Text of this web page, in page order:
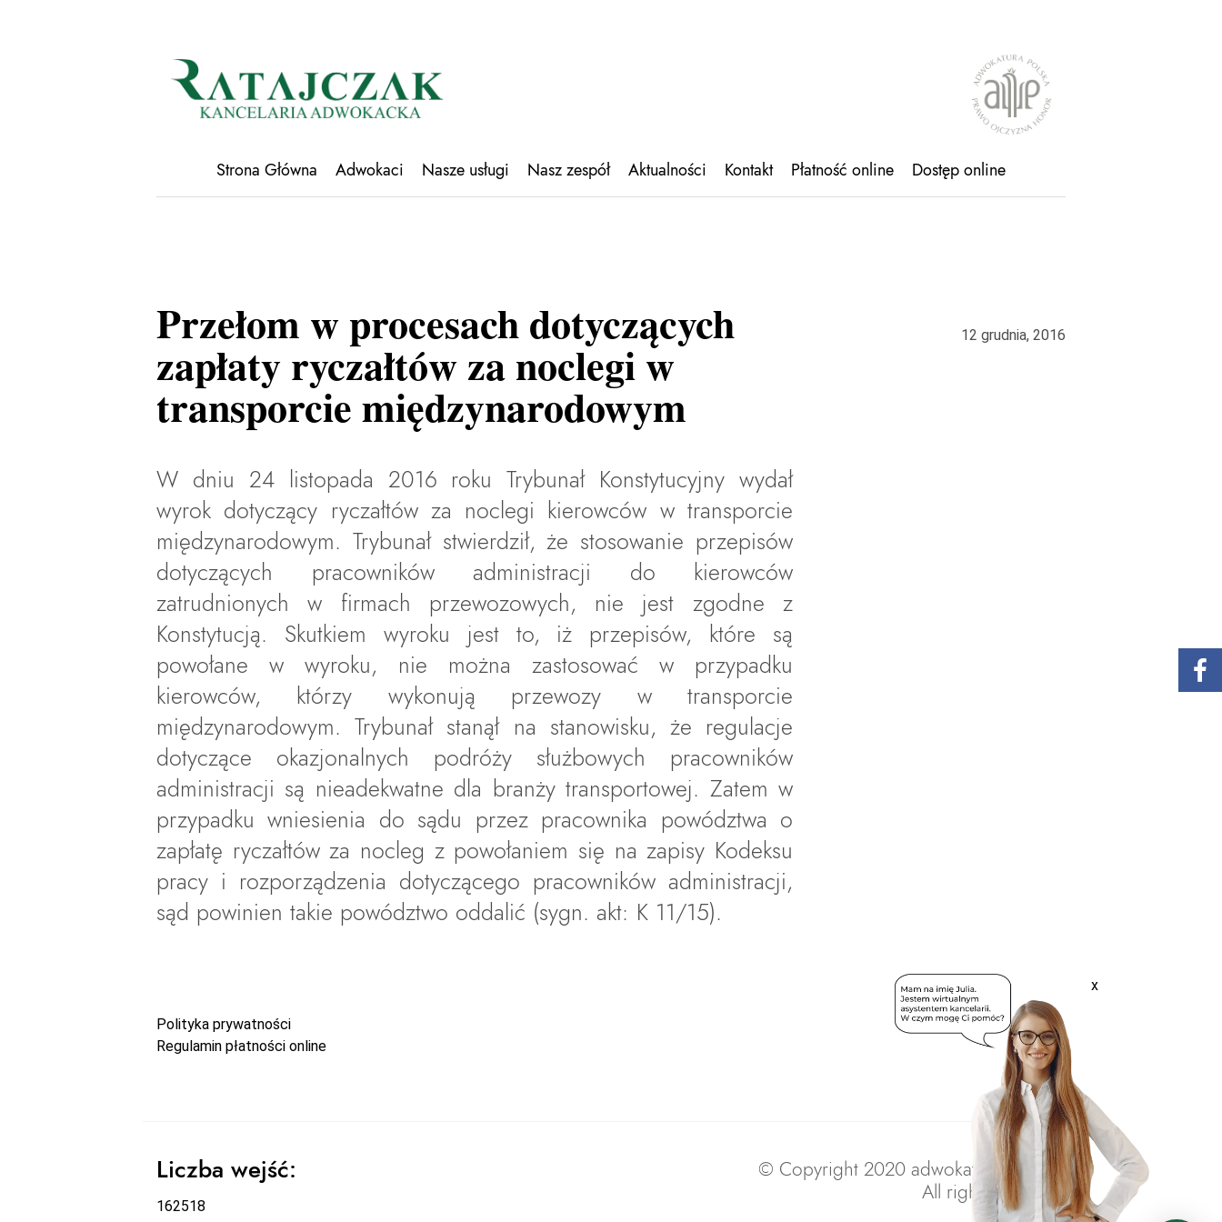
x
Strona Główna Adwokaci Nasze usługi Nasz zespół Aktualności Kontakt Płatność online Dostęp online
Przełom w procesach dotyczących
zapłaty ryczałtów za noclegi w
transporcie międzynarodowym
12 grudnia, 2016
W dniu 24 listopada 2016 roku Trybunał Konstytucyjny wydał
wyrok dotyczący ryczałtów za noclegi kierowców w transporcie
międzynarodowym. Trybunał stwierdził, że stosowanie przepisów
dotyczących pracowników administracji do kierowców
zatrudnionych w firmach przewozowych, nie jest zgodne z
Konstytucją. Skutkiem wyroku jest to, iż przepisów, które są
powołane w wyroku, nie można zastosować w przypadku
kierowców, którzy wykonują przewozy w transporcie
międzynarodowym. Trybunał stanął na stanowisku, że regulacje
dotyczące okazjonalnych podróży służbowych pracowników
administracji są nieadekwatne dla branży transportowej. Zatem w
przypadku wniesienia do sądu przez pracownika powództwa o
zapłatę ryczałtów za nocleg z powołaniem się na zapisy Kodeksu
pracy i rozporządzenia dotyczącego pracowników administracji,
sąd powinien takie powództwo oddalić (sygn. akt: K 11/15).
Polityka prywatności
Regulamin płatności online
Liczba wejść:
162518
© Copyright 2020 adwokatratajczak.pl
All rights reserved